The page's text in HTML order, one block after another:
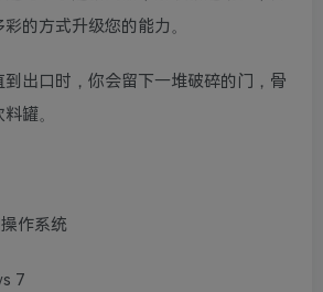
的方式升级您的能力。
出口时，你会留下一堆破碎的门，骨
罐。
作系统
7